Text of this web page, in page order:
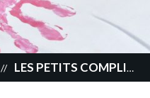
// LES PETITS COMPLICES ARRIVENT